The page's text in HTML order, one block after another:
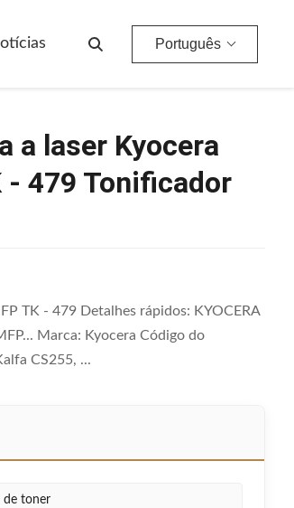
Português
a laser Kyocera
- 479 Tonificador
TK - 479 Detalhes rápidos: KYOCERA
Marca: Kyocera Código do
CS255, ...
de toner